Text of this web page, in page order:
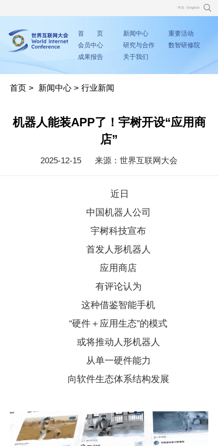
中文 / English
首 页 新闻中心
重要活动
会员中心
研究与合作
数智研修院
成果报告
关于我们
首页 > 新闻中心 >行业新闻
机器人能装APP了！宇树开设“应用商
店”
2025-12-15 来源：世界互联网大会
近日
中国机器人公司
宇树科技宣布
首发人形机器人
应用商店
有评论认为
这种借鉴智能手机
“硬件＋应用生态”的模式
或将推动人形机器人
从单一硬件能力
向软件生态体系结构发展